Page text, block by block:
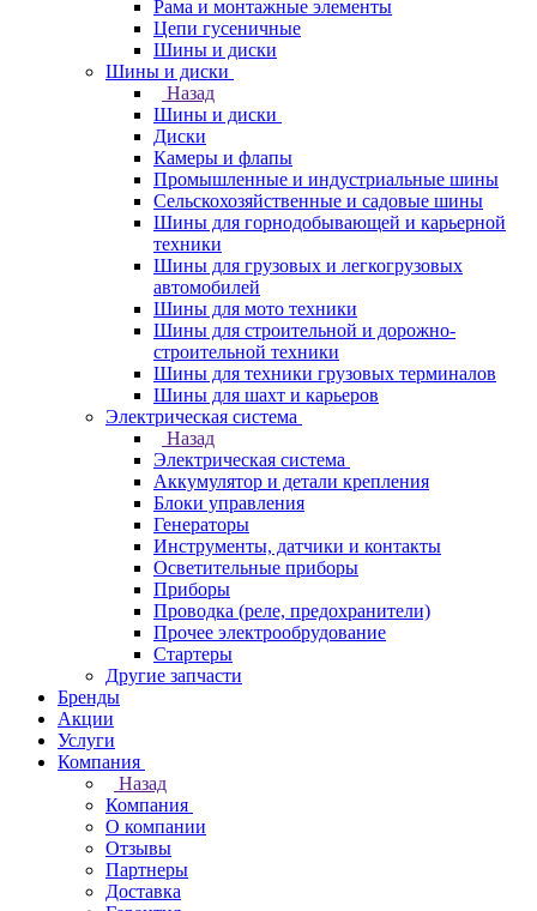
Рама и монтажные элементы
Цепи гусеничные
Шины и диски
Шины и диски
Назад
Шины и диски
Диски
Камеры и флапы
Промышленные и индустриальные шины
Сельскохозяйственные и садовые шины
Шины для горнодобывающей и карьерной
техники
Шины для грузовых и легкогрузовых
автомобилей
Шины для мото техники
Шины для строительной и дорожно-
строительной техники
Шины для техники грузовых терминалов
Шины для шахт и карьеров
Электрическая система
Назад
Электрическая система
Аккумулятор и детали крепления
Блоки управления
Генераторы
Инструменты, датчики и контакты
Осветительные приборы
Приборы
Проводка (реле, предохранители)
Прочее электрообрудование
Стартеры
Другие запчасти
Бренды
Акции
Услуги
Компания
Назад
Компания
О компании
Отзывы
Партнеры
Доставка